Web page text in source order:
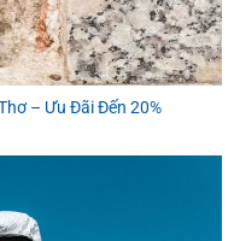
– Ưu Đãi Đến 20%